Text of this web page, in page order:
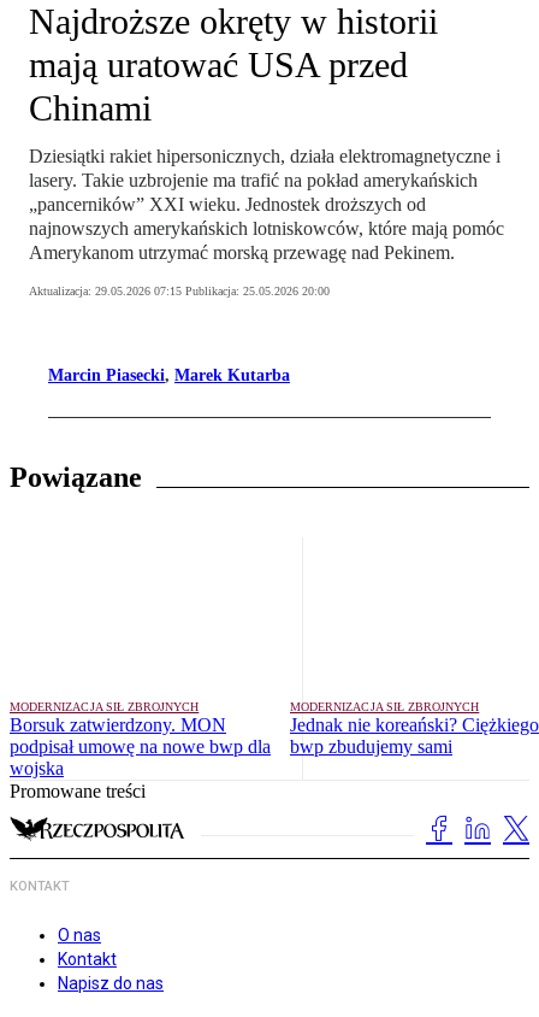
Najdroższe okręty w historii
mają uratować USA przed
Chinami
Dziesiątki rakiet hipersonicznych, działa elektromagnetyczne i
lasery. Takie uzbrojenie ma trafić na pokład amerykańskich
„pancerników” XXI wieku. Jednostek droższych od
najnowszych amerykańskich lotniskowców, które mają pomóc
Amerykanom utrzymać morską przewagę nad Pekinem.
Aktualizacja: 29.05.2026 07:15 Publikacja: 25.05.2026 20:00
Marcin Piasecki, Marek Kutarba
Powiązane
MODERNIZACJA SIŁ ZBROJNYCH
Borsuk zatwierdzony. MON
podpisał umowę na nowe bwp dla
wojska
MODERNIZACJA SIŁ ZBROJNYCH
Jednak nie koreański? Ciężkiego
bwp zbudujemy sami
Promowane treści
KONTAKT
O nas
Kontakt
Napisz do nas